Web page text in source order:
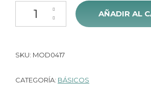
Pack Regalo Nacimiento Babidu Happy
AÑADIR AL
SKU: MOD0417
CATEGORÍA: BÁSICOS